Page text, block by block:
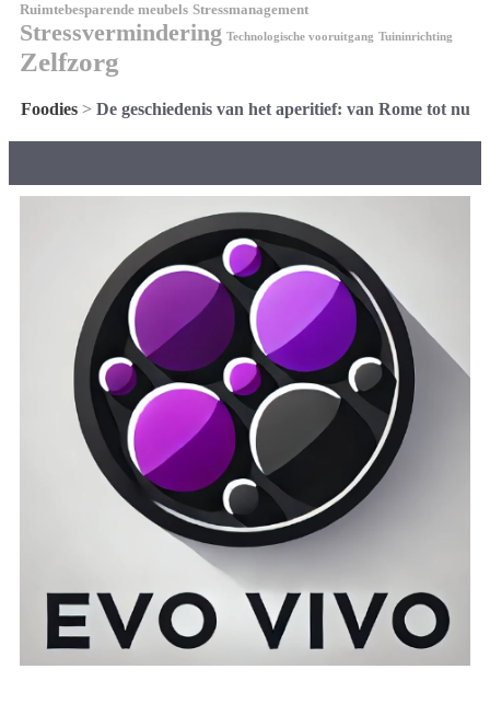
Ruimtebesparende meubels Stressmanagement
Stressvermindering Technologische vooruitgang Tuininrichting
Zelfzorg
Foodies> De geschiedenis van het aperitief: van Rome tot nu